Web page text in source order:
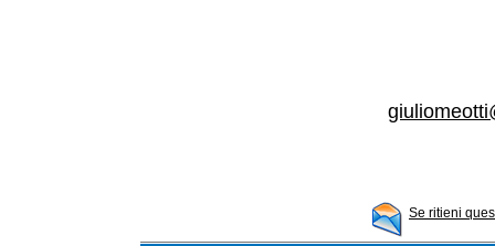
Se ritieni